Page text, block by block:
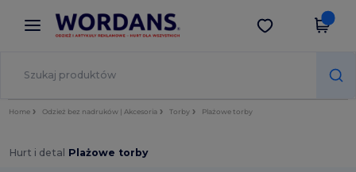
× Aplikacja Wordans
Lepsze ceny w aplikacji!
Pobierz app
Home Odzież bez nadruków | Akcesoria Torby Plażowe torby
Hurt i detal Plażowe torby